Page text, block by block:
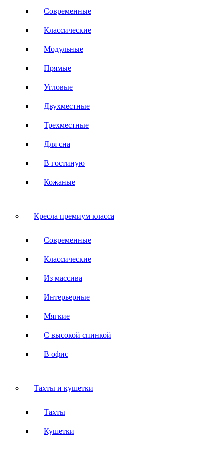
Современные
Классические
Модульные
Прямые
Угловые
Двухместные
Трехместные
Для сна
В гостиную
Кожаные
Кресла премиум класса
Современные
Классические
Из массива
Интерьерные
Мягкие
С высокой спинкой
В офис
Тахты и кушетки
Тахты
Кушетки